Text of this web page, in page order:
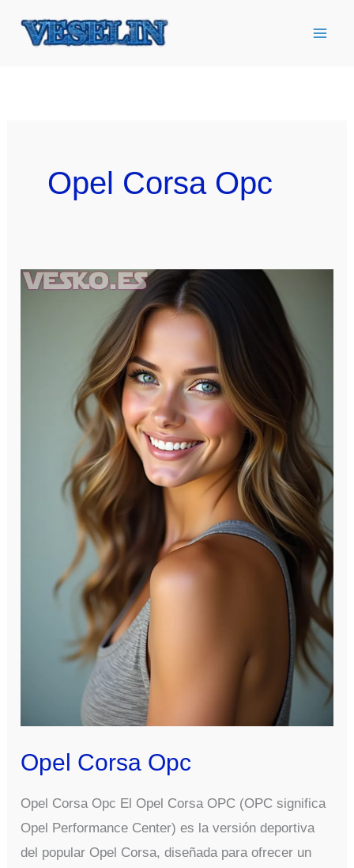
Opel Corsa Opc
Opel Corsa Opc
Opel Corsa Opc El Opel Corsa OPC (OPC significa
Opel Performance Center) es la versión deportiva
del popular Opel Corsa, diseñada para ofrecer un